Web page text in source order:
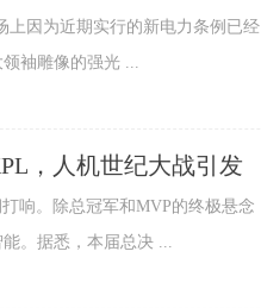
上因为近期实行的新电力条例已经
袖雕像的强光 ...
，人机世纪大战引发
响。除总冠军和MVP的终极悬念
。据悉，本届总决 ...